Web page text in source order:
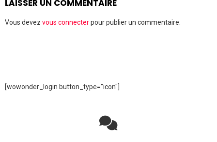
LAISSER UN COMMENTAIRE
Vous devez vous connecterpour publier un commentaire.
[wowonder_login button_type="icon"]